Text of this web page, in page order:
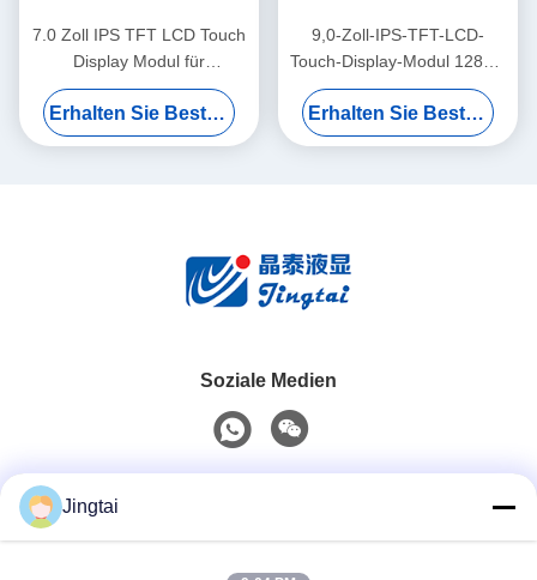
7.0 Zoll IPS TFT LCD Touch
Display Modul für
eingebettete
Büroautomationssysteme
Erhalten Sie Besten Preis
9,0-Zoll-IPS-TFT-LCD-
Touch-Display-Modul 1280 x
720 LVDS für Bürogeräte
Erhalten Sie Besten Preis
Soziale Medien
Jingtai